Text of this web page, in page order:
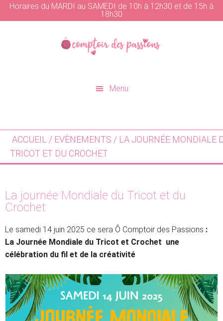
Horaires du MARDI au SAMEDI de 10h à 12h30 et de 15h à
18h30
Menu
ACCUEIL / EVÈNEMENTS / LA JOURNÉE MONDIALE
TRICOT ET DU CROCHET
La journée Mondiale du Tricot et du
Crochet
Le samedi 14 juin 2025 ce sera Ô Comptoir des Passions :
La Journée Mondiale du Tricot et Crochet une
célébration du fil et de la créativité